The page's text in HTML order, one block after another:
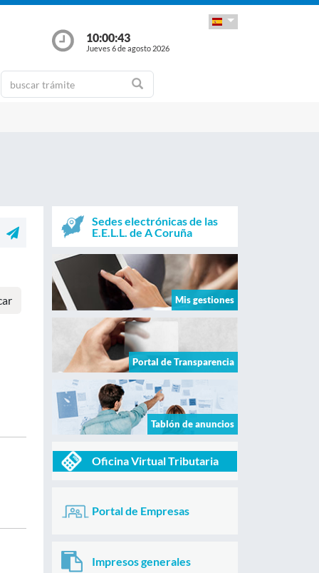
10:00:43
Jueves 6 de agosto 2026
Sedes electrónicas de las
E.E.L.L. de A Coruña
Mis gestiones
Portal de Transparencia
Tablón de anuncios
Oficina Virtual Tributaria
Portal de Empresas
Impresos generales